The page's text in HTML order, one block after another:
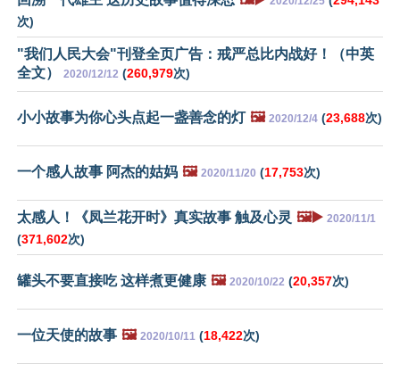
次)
"我们人民大会"刊登全页广告：戒严总比内战好！（中英
全文）
2020/12/12 (260,979次)
小小故事为你心头点起一盏善念的灯 🖼️ 2020/12/4 (23,688次)
一个感人故事 阿杰的姑妈 🖼️ 2020/11/20 (17,753次)
太感人！《凤兰花开时》真实故事 触及心灵 🖼️▶️ 2020/11/1
(371,602次)
罐头不要直接吃 这样煮更健康 🖼️ 2020/10/22 (20,357次)
一位天使的故事 🖼️ 2020/10/11 (18,422次)